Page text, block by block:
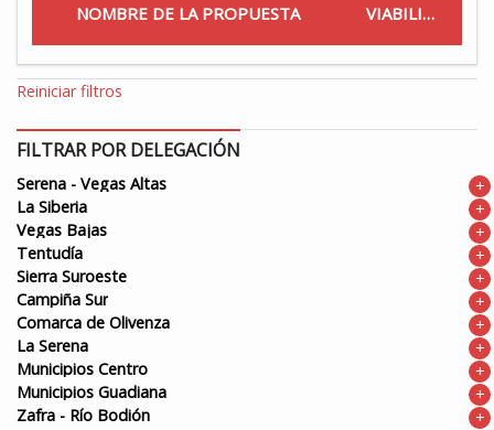
NOMBRE DE LA PROPUESTA VIABILIDAD
Reiniciar filtros
FILTRAR POR DELEGACIÓN